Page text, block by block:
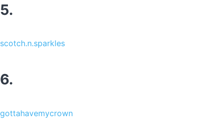
5.
scotch.n.sparkles
6.
gottahavemycrown